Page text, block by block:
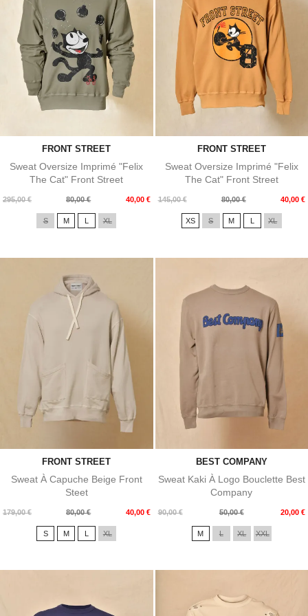
FRONT STREET
Sweat Oversize Imprimé "Felix
The Cat" Front Street
295,00 €
Prix
80,00 € 40,00 €
Prix
S M XL
FRONT STREET
Sweat Oversize Imprimé "Felix
The Cat" Front Street
145,00 €
Prix
80,00 € 40,00 €
Prix
XS S M XL
FRONT STREET
Sweat À Capuche Beige Front
Steet
179,00 €
Prix
80,00 € 40,00 €
Prix
S M L XL
BEST COMPANY
Sweat Kaki À Logo Bouclette Best
Company
90,00 €
Prix
50,00 € 20,00 €
Prix
M L XL XXL